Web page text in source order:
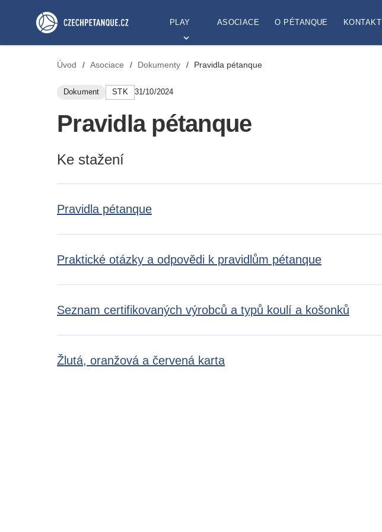
PLAY ASOCIACE O PÉTANQUE KONTAKT
Úvod / Asociace / Dokumenty / Pravidla pétanque
Dokument STK 31/10/2024
Pravidla pétanque
Ke stažení
Pravidla pétanque
Praktické otázky a odpovědi k pravidlům pétanque
Seznam certifikovaných výrobců a typů koulí a košonků
Žlutá, oranžová a červená karta